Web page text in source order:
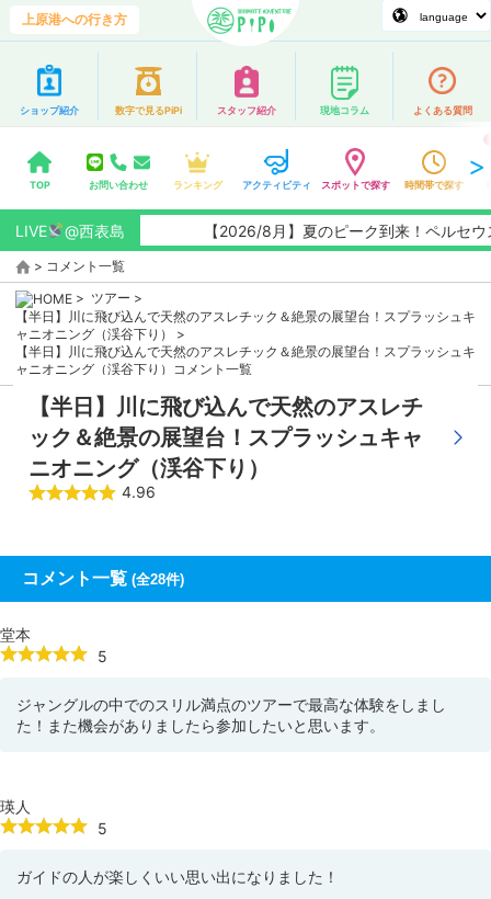
上原港への行き方
ショップ紹介 数字で見るPiPi スタッフ紹介 現地コラム よくある質問
TOP お問い合わせ ランキング アクティビティ スポットで探す 時間帯で探す
LIVE @西表島 【2026/8月】夏のピーク到来！ペルセウ
> コメント一覧
> ツアー >
【半日】川に飛び込んで天然のアスレチック＆絶景の展望台！スプラッシュキ
ャニオニング（渓谷下り）
>
【半日】川に飛び込んで天然のアスレチック＆絶景の展望台！スプラッシュキ
ャニオニング（渓谷下り）コメント一覧
【半日】川に飛び込んで天然のアスレチ
ック＆絶景の展望台！スプラッシュキャ
ニオニング（渓谷下り）
4.96
コメント一覧 (全28件)
堂本
5
ジャングルの中でのスリル満点のツアーで最高な体験をしまし
た！また機会がありましたら参加したいと思います。
瑛人
5
ガイドの人が楽しくいい思い出になりました！